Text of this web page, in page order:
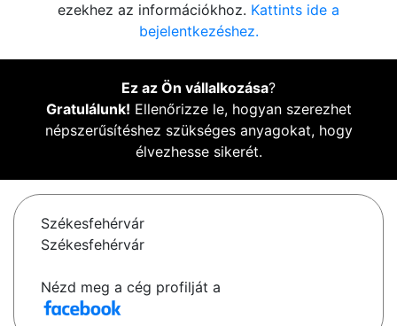
ezekhez az információkhoz. Kattints ide a
bejelentkezéshez.
Ez az Ön vállalkozása?
Gratulálunk! Ellenőrizze le, hogyan szerezhet
népszerűsítéshez szükséges anyagokat, hogy
élvezhesse sikerét.
Székesfehérvár
Székesfehérvár
Nézd meg a cég profilját a